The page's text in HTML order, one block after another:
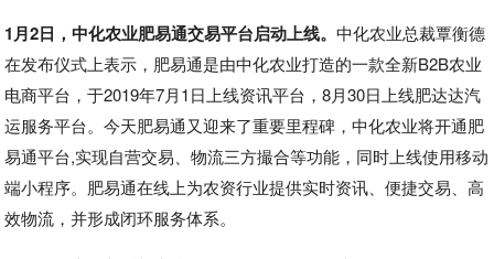
1月2日，中化农业肥易通交易平台启动上线。中化农业总裁覃衡德
在发布仪式上表示，肥易通是由中化农业打造的一款全新B2B农业
电商平台，于2019年7月1日上线资讯平台，8月30日上线肥达达汽
运服务平台。今天肥易通又迎来了重要里程碑，中化农业将开通肥
易通平台,实现自营交易、物流三方撮合等功能，同时上线使用移动
端小程序。肥易通在线上为农资行业提供实时资讯、便捷交易、高
效物流，并形成闭环服务体系。